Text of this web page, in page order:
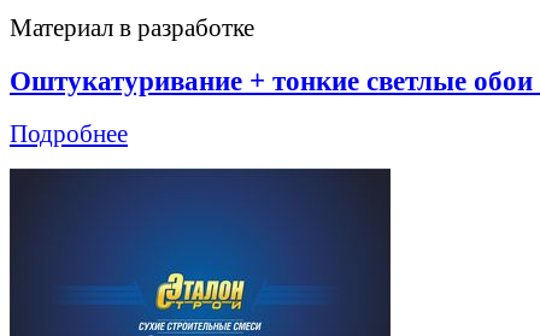
Материал в разработке
Оштукатуривание + тонкие светлые обои
Подробнее